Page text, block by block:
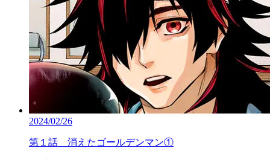
2024/02/26
第１話 消えたゴールデンマン①